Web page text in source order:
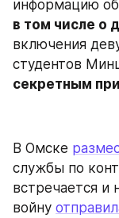
в том числе о
включения
студентов
секретным
В Омске
службы по
встречается
войну